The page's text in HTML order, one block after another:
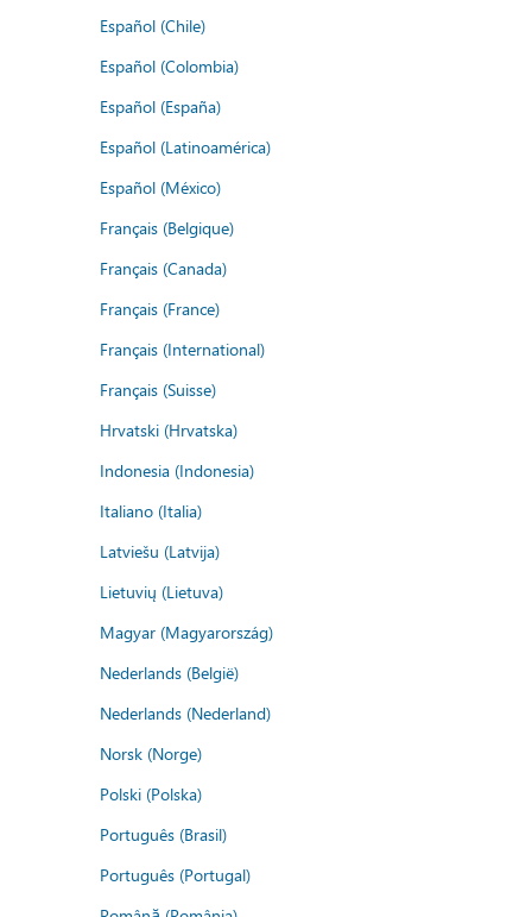
Español (Chile)
Español (Colombia)
Español (España)
Español (Latinoamérica)
Español (México)
Français (Belgique)
Français (Canada)
Français (France)
Français (International)
Français (Suisse)
Hrvatski (Hrvatska)
Indonesia (Indonesia)
Italiano (Italia)
Latviešu (Latvija)
Lietuvių (Lietuva)
Magyar (Magyarország)
Nederlands (België)
Nederlands (Nederland)
Norsk (Norge)
Polski (Polska)
Português (Brasil)
Português (Portugal)